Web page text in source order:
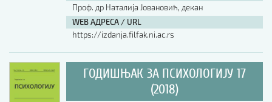
ISSN
Проф. др Наталија Јовановић, декан
WEB АДРЕСА / URL
https://izdanja.filfak.ni.ac.rs
ГОДИШЊАК ЗА ПСИХОЛОГИЈУ 17
(2018)